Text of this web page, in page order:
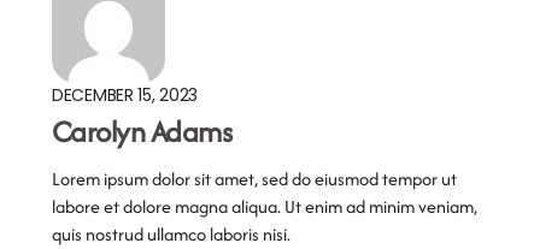
DECEMBER 15, 2023
Carolyn Adams
Lorem ipsum dolor sit amet, sed do eiusmod tempor ut
labore et dolore magna aliqua. Ut enim ad minim veniam,
quis nostrud ullamco laboris nisi.